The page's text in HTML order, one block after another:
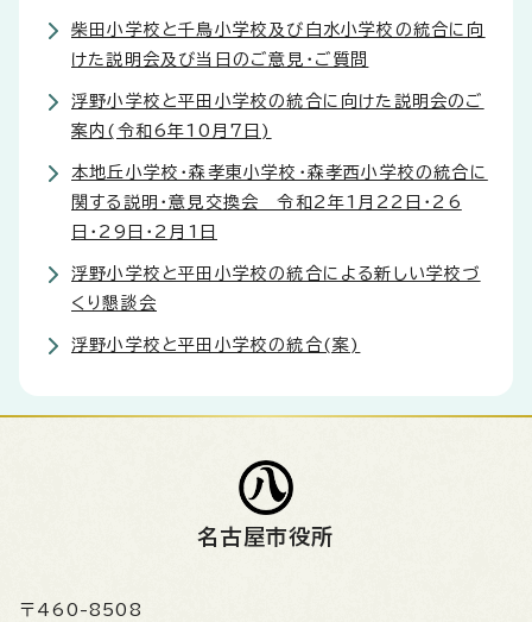
柴田小学校と千鳥小学校及び白水小学校の統合に向
けた説明会及び当日のご意見・ご質問
浮野小学校と平田小学校の統合に向けた説明会のご
案内(令和6年10月7日)
本地丘小学校・森孝東小学校・森孝西小学校の統合に
関する説明・意見交換会 令和2年1月22日・26
日・29日・2月1日
浮野小学校と平田小学校の統合による新しい学校づ
くり懇談会
浮野小学校と平田小学校の統合(案)
名古屋市役所
〒460-8508